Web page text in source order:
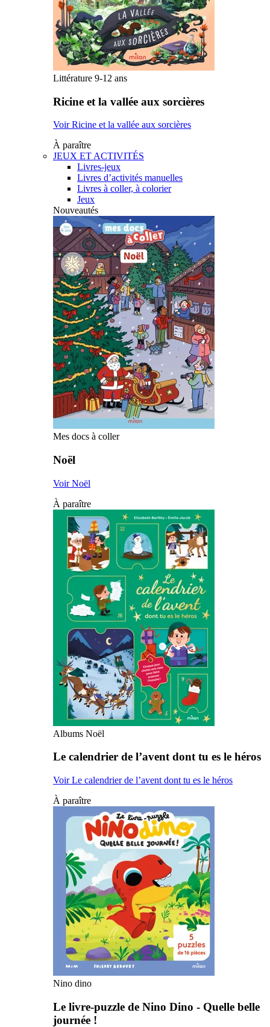
Littérature 9-12 ans
Ricine et la vallée aux sorcières
Voir Ricine et la vallée aux sorcières
À paraître
JEUX ET ACTIVITÉS
Livres-jeux
Livres d’activités manuelles
Livres à coller, à colorier
Jeux
Nouveautés
Mes docs à coller
Noël
Voir Noël
À paraître
Albums Noël
Le calendrier de l’avent dont tu es le héros
Voir Le calendrier de l’avent dont tu es le héros
À paraître
Nino dino
Le livre-puzzle de Nino Dino - Quelle belle
journée !